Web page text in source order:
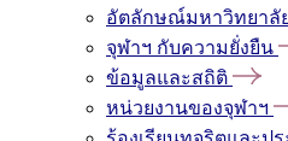
อัตลักษณ์มหาวิทยาลั
จุฬาฯ กับความยั่งยืน
ข้อมูลและสถิติ
หน่วยงานของจุฬาฯ